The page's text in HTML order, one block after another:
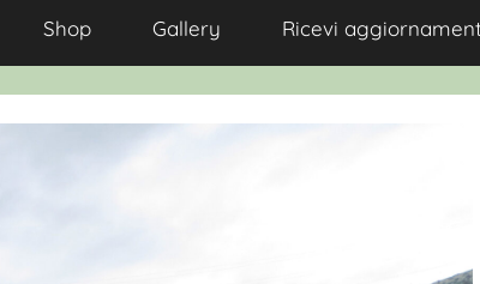
Shop Gallery Ricevi